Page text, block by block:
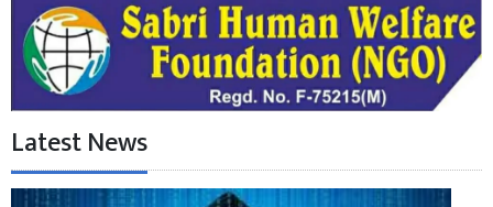
Latest News